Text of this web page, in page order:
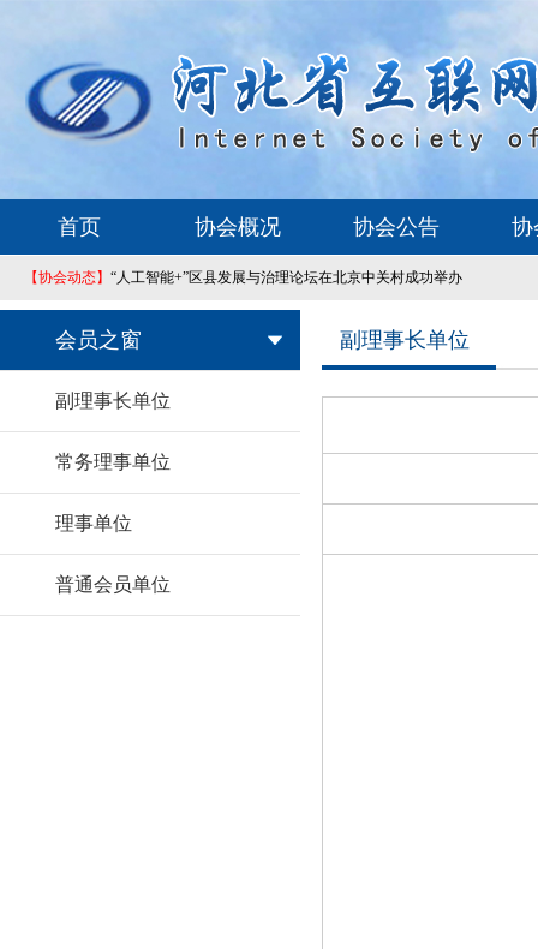
首页 协会概况 协会公告 协
【协会动态】 “人工智能+”区县发展与治理论坛在北京中关村成功举办
会员之窗
副理事长单位
常务理事单位
理事单位
普通会员单位
副理事长单位